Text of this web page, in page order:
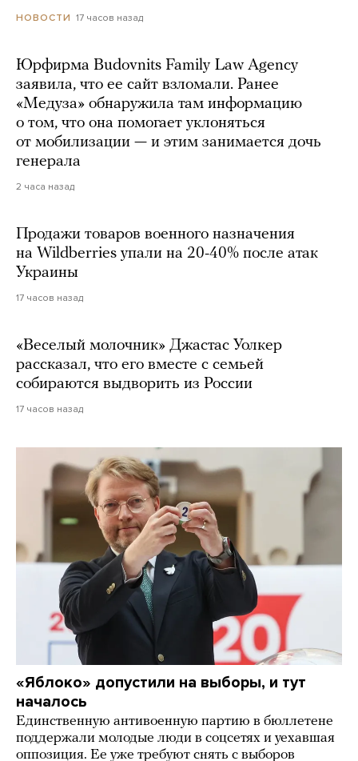
НОВОСТИ 17 часов назад
Юрфирма Budovnits Family Law Agency
заявила, что ее сайт взломали. Ранее
«Медуза» обнаружила там информацию
о том, что она помогает уклоняться
от мобилизации — и этим занимается дочь
генерала
2 часа назад
Продажи товаров военного назначения
на Wildberries упали на 20-40% после атак
Украины
17 часов назад
«Веселый молочник» Джастас Уолкер
рассказал, что его вместе с семьей
собираются выдворить из России
17 часов назад
«Яблоко» допустили на выборы, и тут
началось
Единственную антивоенную партию в бюллетене
поддержали молодые люди в соцсетях и уехавшая
оппозиция. Ее уже требуют снять с выборов